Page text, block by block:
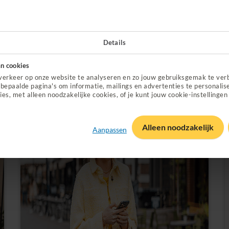
Details
cookies
op onze website te analyseren en zo jouw gebruiksgemak te
pagina's om informatie, mailings en advertenties te
met alleen noodzakelijke cookies, of je kunt jouw cookie-instellingen
Alleen noodzakelijk
Aanpassen
Dan zie je meteen welke zorgverleners een
contract hebben.
Check de Zorgvinder